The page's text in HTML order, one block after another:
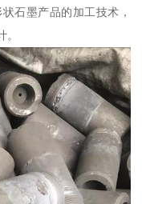
石墨产品的加工技术，